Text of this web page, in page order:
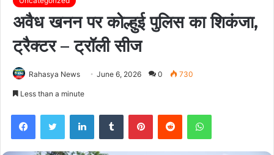
अवैध खनन पर कोल्हुई पुलिस का शिकंजा,
ट्रैक्टर – ट्रॉली सीज
Rahasya News June 6, 2026 0 730
Less than a minute
FacebookTwitter LinkedInTumblr PinterestReddit WhatsApp